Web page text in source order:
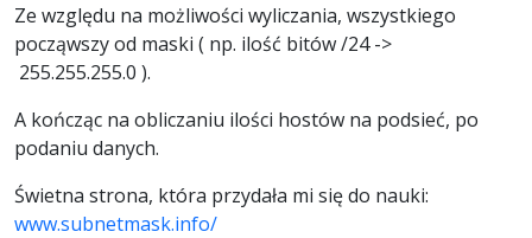
Ze względu na możliwości wyliczania, wszystkiego
począwszy od maski ( np. ilość bitów /24 ->
255.255.255.0 ).
A kończąc na obliczaniu ilości hostów na podsieć, po
podaniu danych.
Świetna strona, która przydała mi się do nauki:
www.subnetmask.info/